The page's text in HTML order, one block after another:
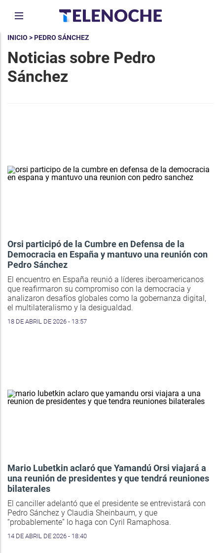
INICIO > PEDRO SÁNCHEZ
Noticias sobre Pedro
Sánchez
Orsi participó de la Cumbre en Defensa de la
Democracia en España y mantuvo una reunión con
Pedro Sánchez
El encuentro en España reunió a líderes iberoamericanos
que reafirmaron su compromiso con la democracia y
analizaron desafíos globales como la gobernanza digital,
el multilateralismo y la desigualdad.
18 DE ABRIL DE 2026 - 13:57
Mario Lubetkin aclaró que Yamandú Orsi viajará a
una reunión de presidentes y que tendrá reuniones
bilaterales
El canciller adelantó que el presidente se entrevistará con
Pedro Sánchez y Claudia Sheinbaum, y que
“probablemente” lo haga con Cyril Ramaphosa.
14 DE ABRIL DE 2026 - 18:40